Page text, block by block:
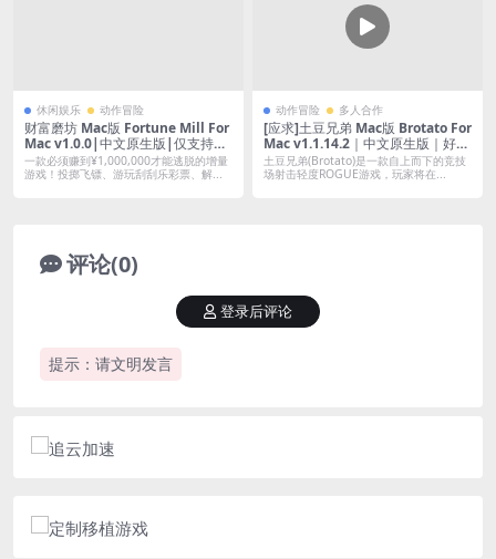
休闲娱乐 动作冒险
财富磨坊 Mac版 Fortune Mill For
Mac v1.0.0|中文原生版|仅支持M
芯片
一款必须赚到¥1,000,000才能逃脱的增量
游戏！投掷飞镖、游玩刮刮乐彩票、解...
动作冒险 多人合作
[应求]土豆兄弟 Mac版 Brotato For
Mac v1.1.14.2｜中文原生版｜好评
如潮的经典肉鸽弹幕射击游戏｜含
全DLC
土豆兄弟(Brotato)是一款自上而下的竞技
场射击轻度ROGUE游戏，玩家将在...
评论(0)
提示：请文明发言
登录后评论